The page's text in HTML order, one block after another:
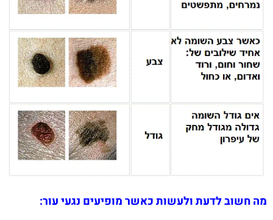
מה חשוב לדעת ולעשות כאשר מופיעים נגעי עור: